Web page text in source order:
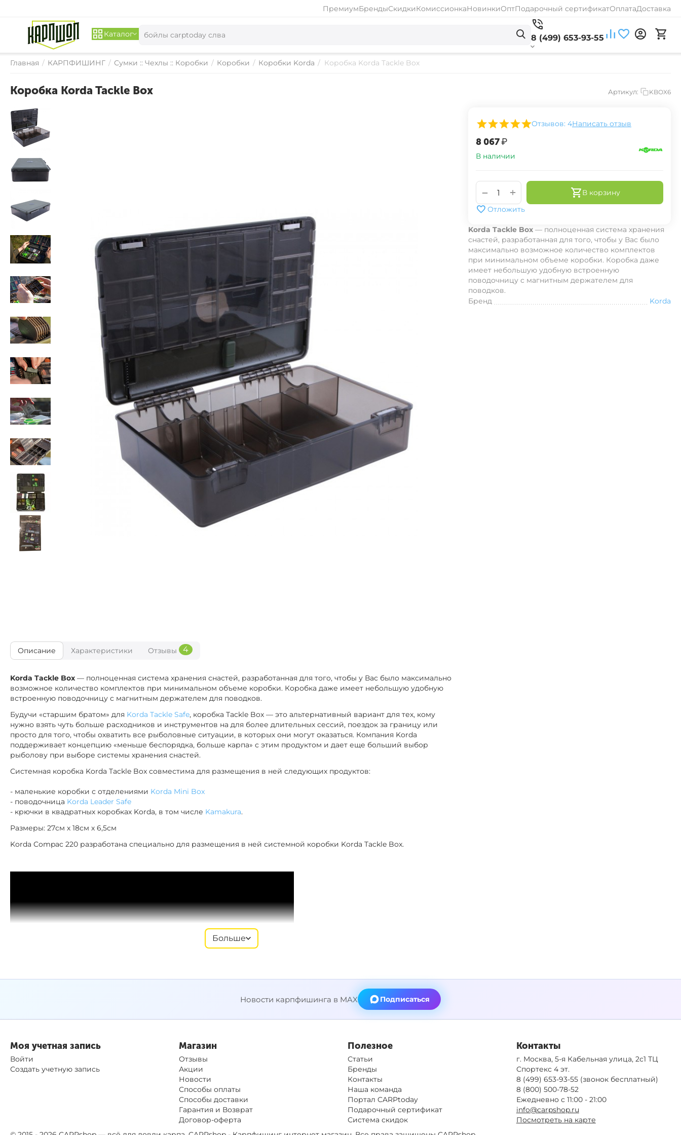
ПремиумБрендыСкидкиКомиссионкаНовинкиОптПодарочный сертификатОплатаДоставка
Каталог 8 (499) 653-93-55
Главная / КАРПФИШИНГ / Сумки :: Чехлы :: Коробки / Коробки / Коробки Korda / Коробка Korda Tackle Box
Коробка Korda Tackle Box Артикул: KBOX6
Отзывов: 4Написать отзыв
‍8 067‍₽
В наличии
+
−
В корзину
Отложить
Korda Tackle Box — полноценная система хранения
снастей, разработанная для того, чтобы у Вас было
максимально возможное количество комплектов
при минимальном объеме коробки. Коробка даже
имеет небольшую удобную встроенную
поводочницу с магнитным держателем для
поводков.
Бренд
Korda
Описание Характеристики Отзывы 4
Korda Tackle Box — полноценная система хранения снастей, разработанная для того, чтобы у Вас было максимально
возможное количество комплектов при минимальном объеме коробки. Коробка даже имеет небольшую удобную
встроенную поводочницу с магнитным держателем для поводков.
Будучи «старшим братом» для Korda Tackle Safe, коробка Tackle Box — это альтернативный вариант для тех, кому
нужно взять чуть больше расходников и инструментов на для более длительных сессий, поездок за границу или
просто для того, чтобы охватить все рыболовные ситуации, в которых они могут оказаться. Компания Korda
поддерживает концепцию «меньше беспорядка, больше карпа» с этим продуктом и дает еще больший выбор
рыболову при выборе системы хранения снастей.
Системная коробка Korda Tackle Box совместима для размещения в ней следующих продуктов:
- маленькие коробки с отделениями Korda Mini Box
- поводочница Korda Leader Safe
- крючки в квадратных коробках Korda, в том числе Kamakura.
Размеры: 27см х 18см х 6,5см
Korda Compac 220 разработана специально для размещения в ней системной коробки Korda Tackle Box.
Больше
Новости карпфишинга в MAX Подписаться
Моя учетная запись
Войти
Создать учетную запись
Магазин
Отзывы
Акции
Новости
Способы оплаты
Способы доставки
Гарантия и Возврат
Договор-оферта
Полезное
Статьи
Бренды
Контакты
Наша команда
Портал CARPtoday
Подарочный сертификат
Система скидок
Контакты
г. Москва, 5-я Кабельная улица, 2с1 ТЦ
Спортекс 4 эт.
8 (499) 653-93-55(звонок бесплатный)
8 (800) 500-78-52
Ежедневно с 11:00 - 21:00
info@carpshop.ru
Посмотреть на карте